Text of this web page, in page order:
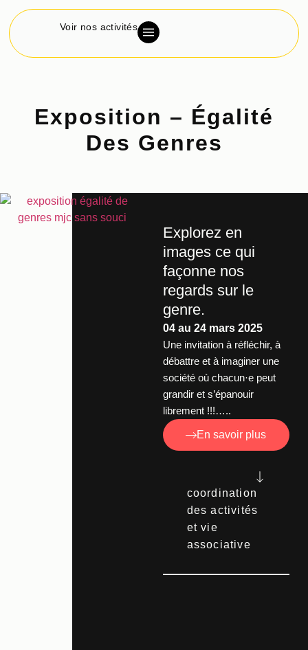
Voir nos activités
Exposition – Égalité
Des Genres
Explorez en
images ce qui
façonne nos
regards sur le
genre.
04 au 24 mars 2025
Une invitation à réfléchir, à
débattre et à imaginer une
société où chacun·e peut
grandir et s’épanouir
librement !!!…..
En savoir plus
coordination
des activités
et vie
associative